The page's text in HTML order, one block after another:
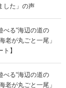
した」の声
る“海辺の道の
老が丸ごと一尾」
】
る“海辺の道の
老が丸ごと一尾」